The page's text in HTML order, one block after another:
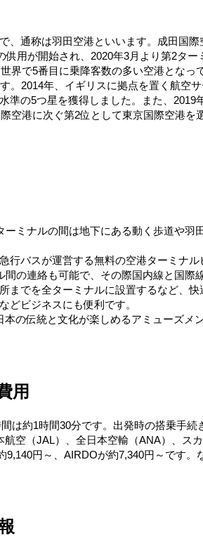
、通称は羽田空港といいます。成田国
用が開始され、2020年3月より第2タ
界で5番目に乗降客数の多い空港とな
。2014年、イギリスに拠点を置く航空
準の5つ星を獲得しました。また、
空港に次ぐ第2位として東京国際空港
ミナルの間は地下にある動く歩道や
行バスが運営する無料の空港ターミナ
の連絡も可能で、その際国内線と国際
までを全ターミナルに設置するなど、
どビジネスにも便利です。
の伝統と文化が楽しめるアミューズメ
用
は約1時間30分です。出発時の搭乗手
空（JAL）、全日本空輸（ANA）、ス
円～、AIRDOが約7,340円～です